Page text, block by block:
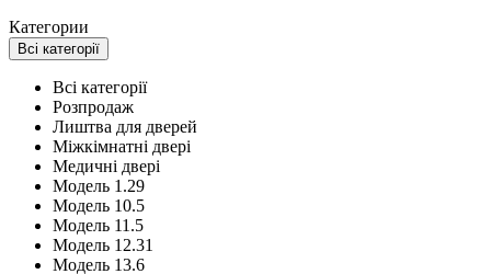
Категории
Всі категорії
Всі категорії
Розпродаж
Лиштва для дверей
Міжкімнатні двері
Медичні двері
Модель 1.29
Модель 10.5
Модель 11.5
Модель 12.31
Модель 13.6